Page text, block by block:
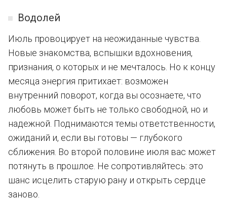
Водолей
Июль провоцирует на неожиданные чувства.
Новые знакомства, вспышки вдохновения,
признания, о которых и не мечталось. Но к концу
месяца энергия притихает: возможен
внутренний поворот, когда вы осознаете, что
любовь может быть не только свободной, но и
надежной. Поднимаются темы ответственности,
ожиданий и, если вы готовы — глубокого
сближения. Во второй половине июля вас может
потянуть в прошлое. Не сопротивляйтесь: это
шанс исцелить старую рану и открыть сердце
заново.